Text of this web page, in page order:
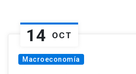
14 OCT
Macroeconomía